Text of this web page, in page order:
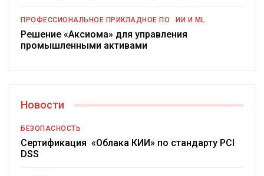
ПРОФЕССИОНАЛЬНОЕ ПРИКЛАДНОЕ ПО ИИ И ML
Решение «Аксиома» для управления
промышленными активами
Новости
БЕЗОПАСНОСТЬ
Сертификация «Облака КИИ» по стандарту PCI
DSS